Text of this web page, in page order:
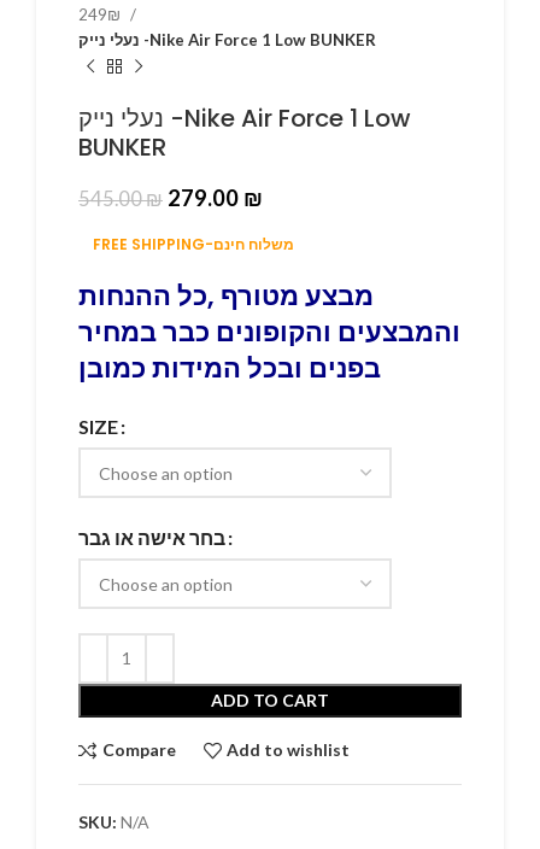
נעלי נייק -Nike Air Force 1 Low BUNKER
נעלי נייק -Nike Air Force 1 Low
BUNKER
545.00₪ 279.00 ₪
FREE SHIPPING-משלוח חינם
מבצע מטורף ,כל ההנחות
והמבצעים והקופונים כבר במחיר
בפנים ובכל המידות כמובן
SIZE
בחר אישה או גבר
ADD TO CART
Compare Add to wishlist
SKU: N/A